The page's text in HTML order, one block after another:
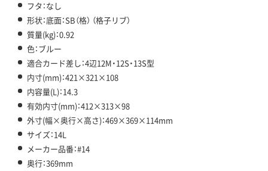
フタ：なし
形状：底面：SB（格） （格子リブ）
質量(kg)：0.92
色：ブルー
適合カード差し：4辺12M・12S・13S型
内寸(mm)：421×321×108
内容量(L)：14.3
有効内寸(mm)：412×313×98
外寸(幅×奥行×高さ)：469×369×114mm
サイズ：14L
メーカー品番：#14
奥行：369mm